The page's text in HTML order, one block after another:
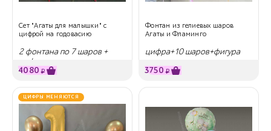
Сет "Агаты для малышки" с
цифрой на годовасию
2 фонтана по 7 шаров +
цифра
4080 ₽
Фонтан из гелиевых шаров
Агаты и Фламинго
цифра+10 шаров+фигура
3750 ₽
ЦИФРЫ МЕНЯЮТСЯ